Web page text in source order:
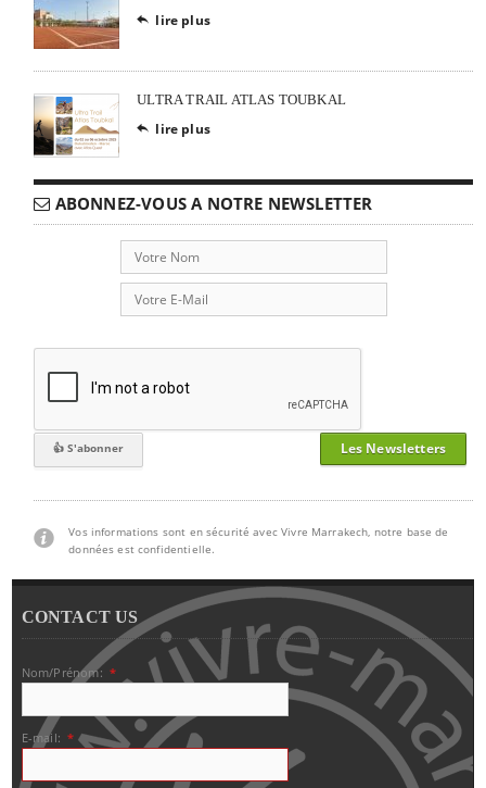
 lire plus
ULTRA TRAIL ATLAS TOUBKAL
 lire plus
ABONNEZ-VOUS A NOTRE NEWSLETTER
Les Newsletters
Vos informations sont en sécurité avec Vivre Marrakech, notre base de
données est confidentielle.
CONTACT US
Nom/Prénom: *
E-mail: *